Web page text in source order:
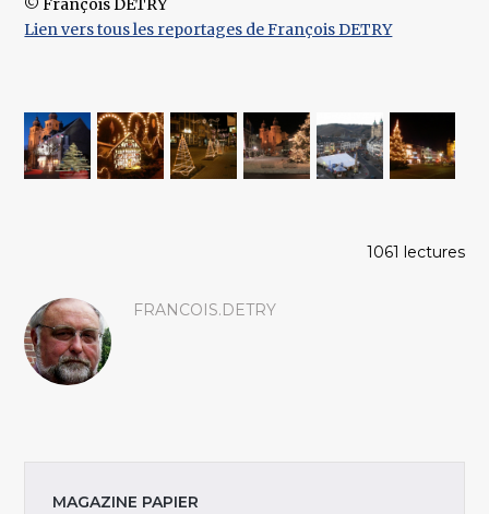
© François DETRY
Lien vers tous les reportages de François DETRY
1061 lectures
FRANCOIS.DETRY
MAGAZINE PAPIER